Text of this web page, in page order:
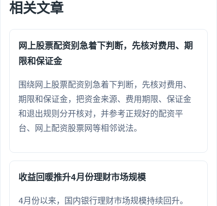
相关文章
网上股票配资别急着下判断，先核对费用、期
限和保证金
围绕网上股票配资别急着下判断，先核对费用、
期限和保证金，把资金来源、费用期限、保证金
和退出规则分开核对，并参考正规好的配资平
台、网上配资股票网等相邻说法。
收益回暖推升4月份理财市场规模
4月份以来，国内银行理财市场规模持续回升。